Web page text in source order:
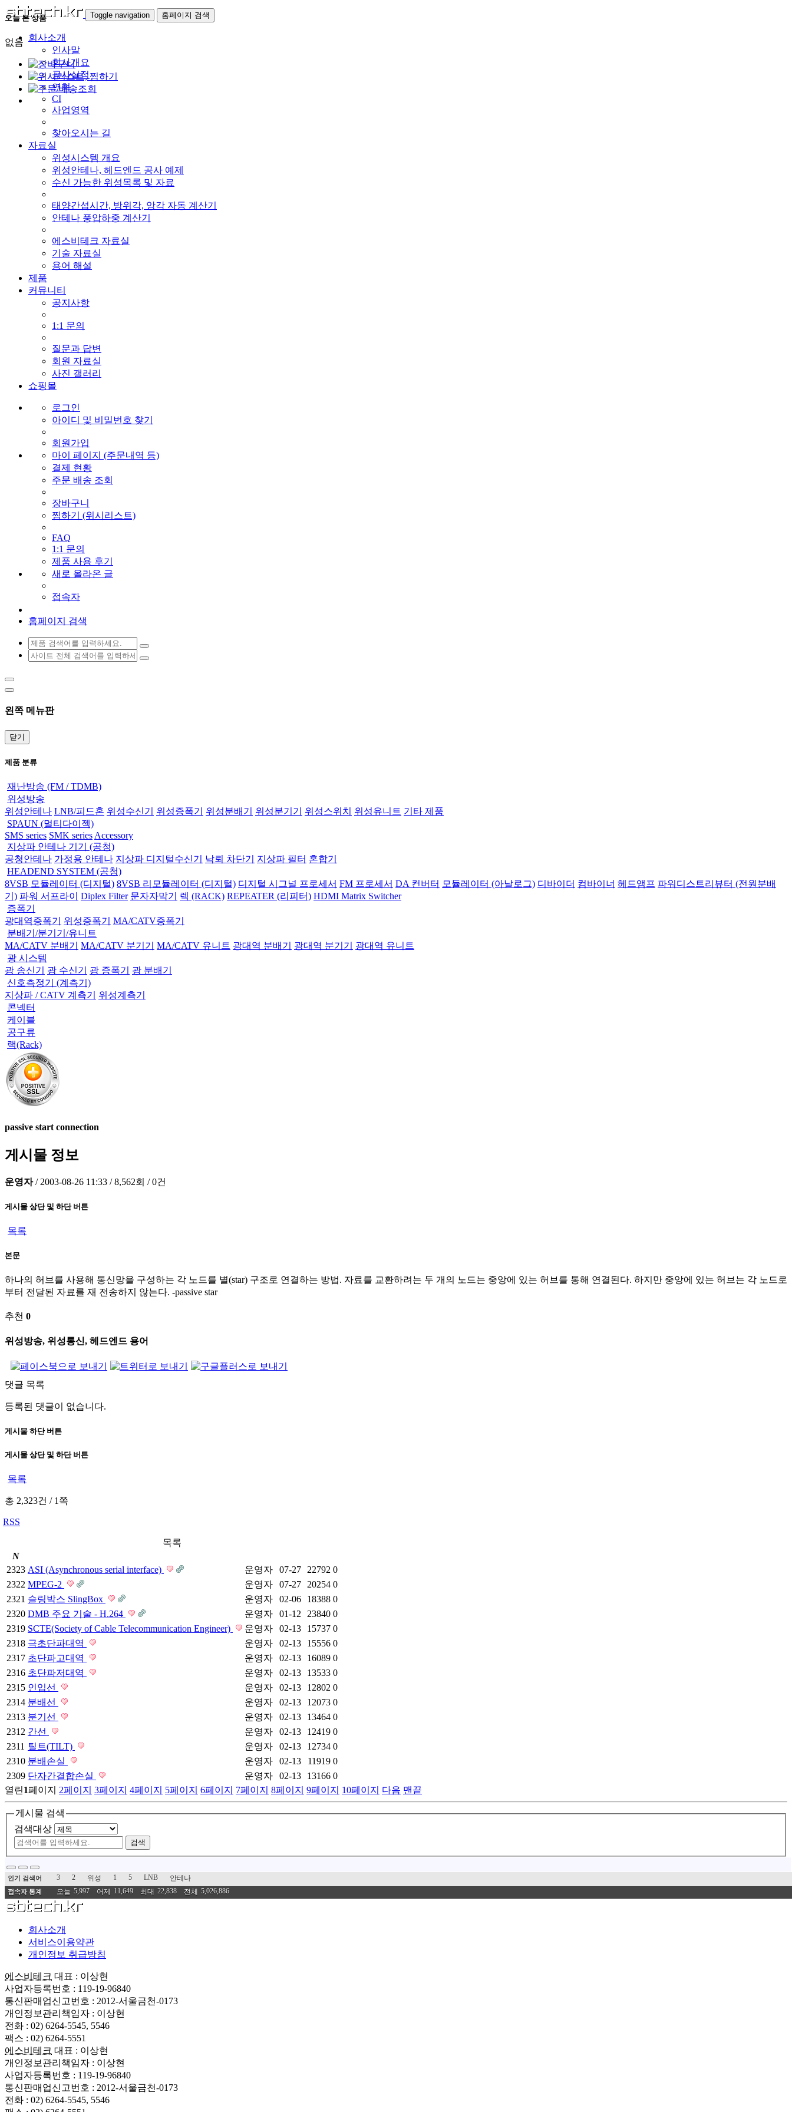
Toggle navigation 홈페이지 검색
회사소개
인사말
회사개요
공사실적
연혁
CI
사업영역
찾아오시는 길
자료실
위성시스템 개요
위성안테나, 헤드엔드 공사 예제
수신 가능한 위성목록 및 자료
태양간섭시간, 방위각, 앙각 자동 계산기
안테나 풍압하중 계산기
에스비테크 자료실
기술 자료실
용어 해설
제품
커뮤니티
공지사항
1:1 문의
질문과 답변
회원 자료실
사진 갤러리
쇼핑몰
로그인
아이디 및 비밀번호 찾기
회원가입
마이 페이지 (주문내역 등)
결제 현황
주문 배송 조회
장바구니
찜하기 (위시리스트)
FAQ
1:1 문의
제품 사용 후기
새로 올라온 글
접속자
홈페이지 검색
왼쪽 메뉴판
닫기
제품 분류
재난방송 (FM / TDMB)
위성방송
위성안테나 LNB/피드혼 위성수신기 위성증폭기 위성분배기 위성분기기 위성스위치 위성유니트 기타 제품
SPAUN (멀티다이젝)
SMS series SMK series Accessory
지상파 안테나 기기 (공청)
공청안테나 가정용 안테나 지상파 디지털수신기 낙뢰 차단기 지상파 필터 혼합기
HEADEND SYSTEM (공청)
8VSB 모듈레이터 (디지털) 8VSB 리모듈레이터 (디지털) 디지털 시그널 프로세서 FM 프로세서 DA 컨버터 모듈레이터 (아날로그) 디바이더 컴바이너 헤드앰프 파워디스트리뷰터 (전원분배
기) 파워 서프라이 Diplex Filter 문자자막기 렉 (RACK) REPEATER (리피터) HDMI Matrix Switcher
증폭기
광대역증폭기
위성증폭기
MA/CATV증폭기
분배기/분기기/유니트
MA/CATV 분배기
MA/CATV 분기기 MA/CATV 유니트 광대역 분배기 광대역 분기기
광대역 유니트
광 시스템
광 송신기
광 수신기 광 증폭기
광 분배기
신호측정기 (계측기)
지상파 / CATV 계측기
위성계측기
콘넥터
케이블
공구류
랙(Rack)
passive start connection
게시물 정보
운영자 / 2003-08-26 11:33 / 8,562회 / 0건
게시물 상단 및 하단 버튼
목록
본문
하나의 허브를 사용해 통신망을 구성하는 각 노드를 별(star) 구조로 연결하는 방법. 자료를 교환하려는 두 개의 노드는 중앙에 있는 허브를 통해 연결된다. 하지만 중앙에 있는 허브는 각 노드로
부터 전달된 자료를 재 전송하지 않는다. -passive star
추천 0
위성방송, 위성통신, 헤드엔드 용어
댓글 목록
등록된 댓글이 없습니다.
게시물 하단 버튼
게시물 상단 및 하단 버튼
목록
총 2,323건 /1쪽
RSS
목록
N
2323 ASI (Asynchronous serial interface) 운영자 07-27 22792 0
2322 MPEG-2 운영자 07-27 20254 0
2321 슬링박스 SlingBox 운영자 02-06 18388 0
2320 DMB 주요 기술 - H.264 운영자 01-12 23840 0
2319 SCTE(Society of Cable Telecommunication Engineer) 운영자 02-13 15737 0
2318 극초단파대역 운영자 02-13 15556 0
2317 초단파고대역 운영자 02-13 16089 0
2316 초단파저대역 운영자 02-13 13533 0
2315 인입선 운영자 02-13 12802 0
2314 분배선 운영자 02-13 12073 0
2313 분기선 운영자 02-13 13464 0
2312 간선 운영자 02-13 12419 0
2311 틸트(TILT) 운영자 02-13 12734 0
2310 분배손실 운영자 02-13 11919 0
2309 단자간결합손실 운영자 02-13 13166 0
열린1페이지 2페이지 3페이지 4페이지 5페이지 6페이지 7페이지 8페이지 9페이지 10페이지 다음 맨끝
게시물 검색
검색대상
검색
오늘 본 상품
없음
인기 검색어 3 2 위성 1 5 LNB 안테나
접속자 통계 오늘 5,997 어제 11,649 최대 22,838 전체 5,026,886
회사소개
서비스이용약관
개인정보 취급방침
에스비테크 대표 : 이상현
사업자등록번호 : 119-19-96840
통신판매업신고번호 : 2012-서울금천-0173
개인정보관리책임자 : 이상현
전화 : 02) 6264-5545, 5546
팩스 : 02) 6264-5551
에스비테크 대표 : 이상현
개인정보관리책임자 : 이상현
사업자등록번호 : 119-19-96840
통신판매업신고번호 : 2012-서울금천-0173
전화 : 02) 6264-5545, 5546